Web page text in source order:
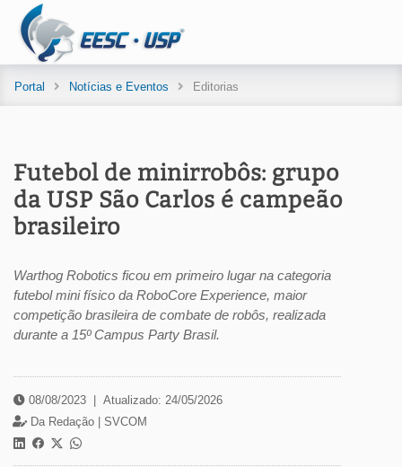
Portal Notícias e Eventos Editorias
Futebol de minirrobôs: grupo
da USP São Carlos é campeão
brasileiro
Warthog Robotics ficou em primeiro lugar na categoria
futebol mini físico da RoboCore Experience, maior
competição brasileira de combate de robôs, realizada
durante a 15º Campus Party Brasil.
08/08/2023
Atualizado: 24/05/2026
Da Redação | SVCOM